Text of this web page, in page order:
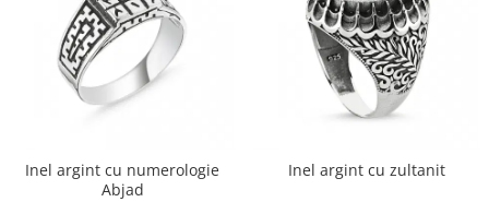
Inel argint cu numerologie
Abjad
Inel argint cu zultanit